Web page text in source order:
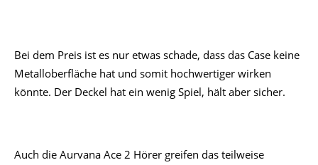
Bei dem Preis ist es nur etwas schade, dass das Case keine
Metalloberfläche hat und somit hochwertiger wirken
könnte. Der Deckel hat ein wenig Spiel, hält aber sicher.
Auch die Aurvana Ace 2 Hörer greifen das teilweise